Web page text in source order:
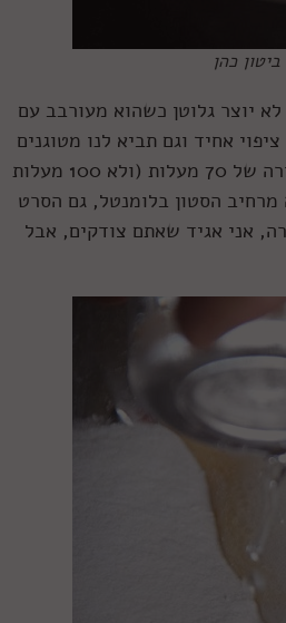
כהן
כי אלכוהול לא יוצר גלוטן כשהוא מעורבב עם
אחיד וגם תביא לנו מטוגנים
יותר קלילים. יתרון נוסף של הוודקה הוא שהאלכוהול שבה מתאדה בטמפרטורה של 70 מעלות (ולא 100 מעלות
מרחיב הסטון בלומנטל, גם הסרט
אני אגיד שאתם צודקים, אבל